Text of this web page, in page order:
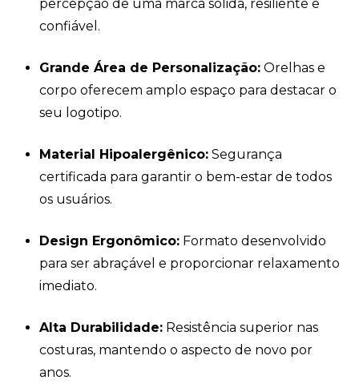
percepção de uma marca sólida, resiliente e
confiável.
Grande Área de Personalização:Orelhas e
corpo oferecem amplo espaço para destacar o
seu logotipo.
Material Hipoalergênico:Segurança
certificada para garantir o bem-estar de todos
os usuários.
Design Ergonômico:Formato desenvolvido
para ser abraçável e proporcionar relaxamento
imediato.
Alta Durabilidade:Resistência superior nas
costuras, mantendo o aspecto de novo por
anos.